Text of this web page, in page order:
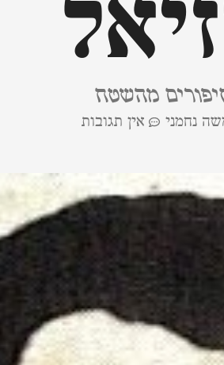
מהשטח
נחמני אין תגובות